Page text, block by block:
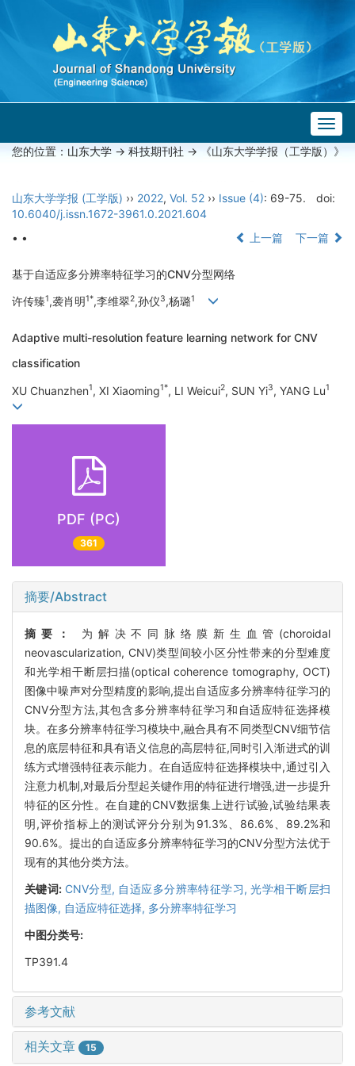
您的位置： 山东大学 -> 科技期刊社 -> 《山东大学学报（工学版）》
山东大学学报 (工学版) ›› 2022, Vol. 52 ›› Issue (4): 69-75.
doi:
10.6040/j.issn.1672-3961.0.2021.604
• •
上一篇 下一篇
基于自适应多分辨率特征学习的CNV分型网络
许传臻1,袭肖明1*,李维翠2,孙仪3,杨璐1
Adaptive multi-resolution feature learning network for CNV
classification
XU Chuanzhen1, XI Xiaoming1*, LI Weicui2, SUN Yi3, YANG Lu1
PDF (PC)
361
摘要/Abstract
摘要： 为解决不同脉络膜新生血管(choroidal
neovascularization, CNV)类型间较小区分性带来的分型难度
和光学相干断层扫描(optical coherence tomography, OCT)
图像中噪声对分型精度的影响,提出自适应多分辨率特征学习的
CNV分型方法,其包含多分辨率特征学习和自适应特征选择模
块。在多分辨率特征学习模块中,融合具有不同类型CNV细节信
息的底层特征和具有语义信息的高层特征,同时引入渐进式的训
练方式增强特征表示能力。在自适应特征选择模块中,通过引入
注意力机制,对最后分型起关键作用的特征进行增强,进一步提升
特征的区分性。在自建的CNV数据集上进行试验,试验结果表
明,评价指标上的测试评分分别为91.3%、86.6%、89.2%和
90.6%。提出的自适应多分辨率特征学习的CNV分型方法优于
现有的其他分类方法。
关键词: CNV分型, 自适应多分辨率特征学习,光学相干断层扫
描图像, 自适应特征选择, 多分辨率特征学习
中图分类号:
TP391.4
参考文献
相关文章 15